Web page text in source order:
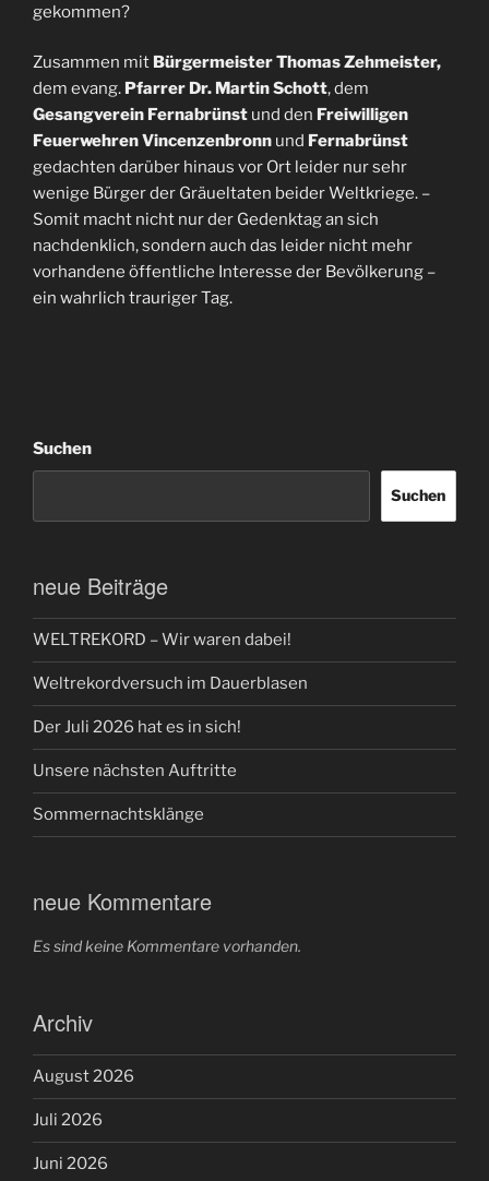
gekommen?
Zusammen mit Bürgermeister Thomas Zehmeister,
dem evang. Pfarrer Dr. Martin Schott, dem
Gesangverein Fernabrünst und den Freiwilligen
Feuerwehren Vincenzenbronn und Fernabrünst
gedachten darüber hinaus vor Ort leider nur sehr
wenige Bürger der Gräueltaten beider Weltkriege. –
Somit macht nicht nur der Gedenktag an sich
nachdenklich, sondern auch das leider nicht mehr
vorhandene öffentliche Interesse der Bevölkerung –
ein wahrlich trauriger Tag.
Suchen
Suchen
neue Beiträge
WELTREKORD – Wir waren dabei!
Weltrekordversuch im Dauerblasen
Der Juli 2026 hat es in sich!
Unsere nächsten Auftritte
Sommernachtsklänge
neue Kommentare
Es sind keine Kommentare vorhanden.
Archiv
August 2026
Juli 2026
Juni 2026